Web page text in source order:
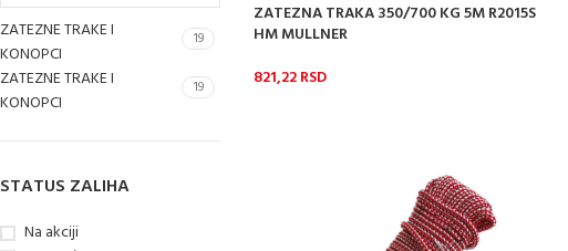
ZATEZNE TRAKE I
KONOPCI
19
ZATEZNE TRAKE I
KONOPCI
19
STATUS ZALIHA
Na akciji
ZATEZNA TRAKA 350/700 KG 5M R2015S
HM MULLNER
821,22RSD